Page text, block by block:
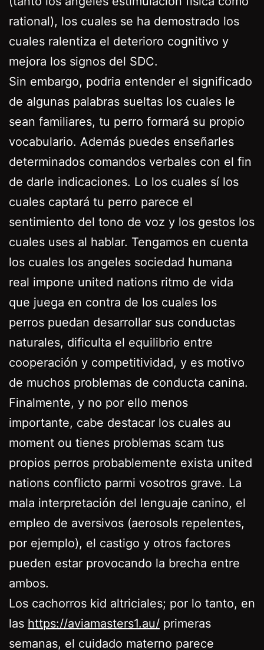
rational), los cuales se ha demostrado los
cuales ralentiza el deterioro cognitivo y
mejora los signos del SDC.
Sin embargo, podria entender el significado
de algunas palabras sueltas los cuales le
sean familiares, tu perro formará su propio
vocabulario. Además puedes enseñarles
determinados comandos verbales con el fin
de darle indicaciones. Lo los cuales sí los
cuales captará tu perro parece el
sentimiento del tono de voz y los gestos los
cuales uses al hablar. Tengamos en cuenta
los cuales los angeles sociedad humana
real impone united nations ritmo de vida
que juega en contra de los cuales los
perros puedan desarrollar sus conductas
naturales, dificulta el equilibrio entre
cooperación y competitividad, y es motivo
de muchos problemas de conducta canina.
Finalmente, y no por ello menos
importante, cabe destacar los cuales au
moment ou tienes problemas scam tus
propios perros probablemente exista united
nations conflicto parmi vosotros grave. La
mala interpretación del lenguaje canino, el
empleo de aversivos (aerosols repelentes,
por ejemplo), el castigo y otros factores
pueden estar provocando la brecha entre
ambos.
Los cachorros kid altriciales; por lo tanto, en
las https://aviamasters1.au/ primeras
semanas, el cuidado materno parece